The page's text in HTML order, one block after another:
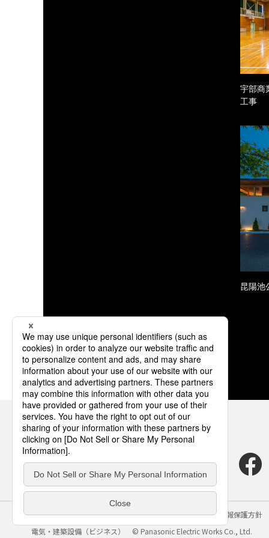
宇部商
工事
昆陽
サイトのご利用にあたって クッキーポリシー
個人情報保護方針
電気・建築設備（ビジネス）
© Panasonic Electric Works Co., Ltd.